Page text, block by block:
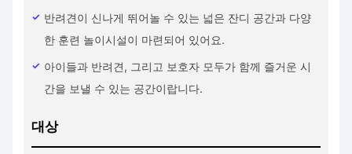
반려견이 신나게 뛰어놀 수 있는 넓은 잔디 공간과 다양
한 훈련 놀이시설이 마련되어 있어요.
아이들과 반려견, 그리고 보호자 모두가 함께 즐거운 시
간을 보낼 수 있는 공간이랍니다.
대상